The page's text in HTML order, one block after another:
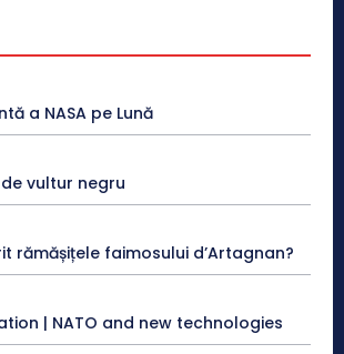
a NASA pe Lună
vultur negru
rămășițele faimosului d’Artagnan?
| NATO and new technologies